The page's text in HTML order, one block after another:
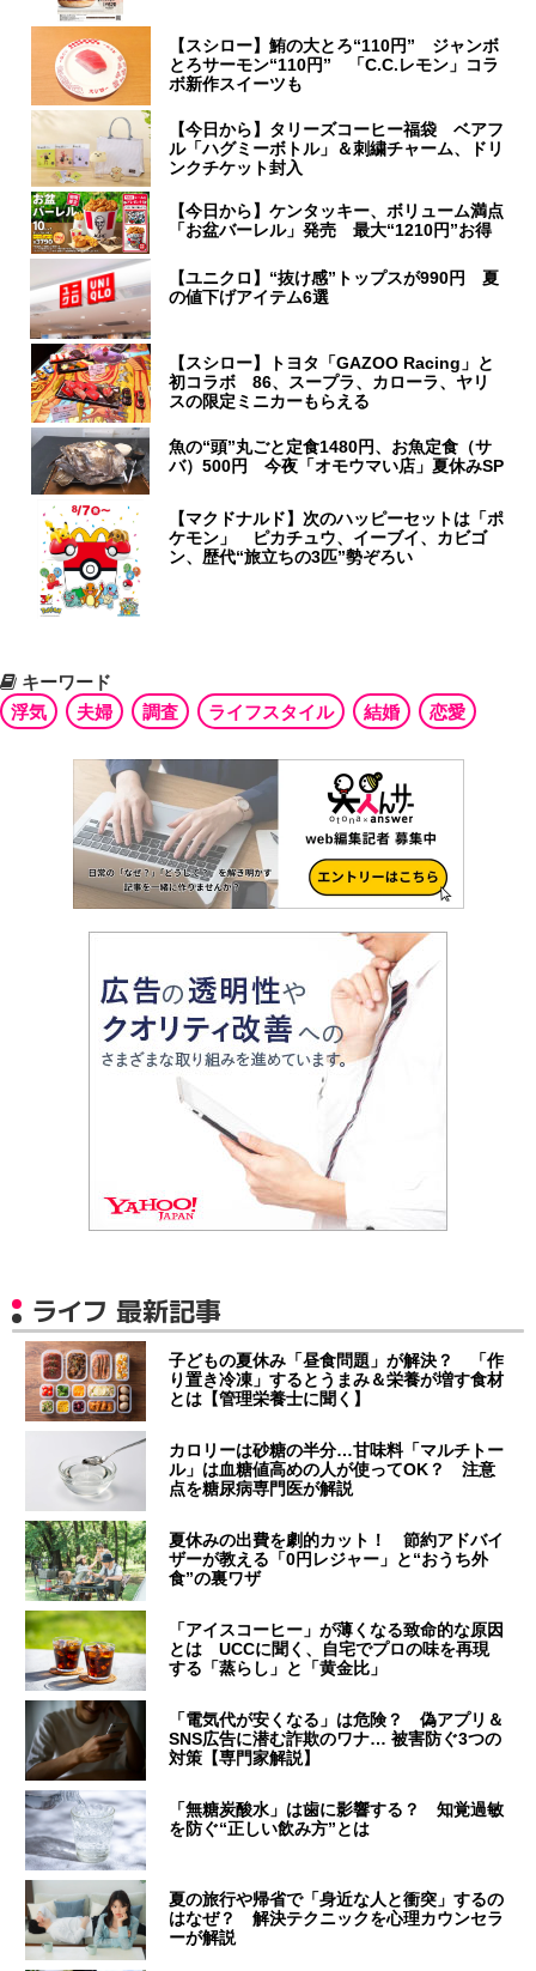
【スシロー】鮪の大とろ“110円” ジャンボ
とろサーモン“110円” 「C.C.レモン」コラ
ボ新作スイーツも
【今日から】タリーズコーヒー福袋 ベアフ
ル「ハグミーボトル」＆刺繍チャーム、ドリ
ンクチケット封入
【今日から】ケンタッキー、ボリューム満点
「お盆バーレル」発売 最大“1210円”お得
【ユニクロ】“抜け感”トップスが990円 夏
の値下げアイテム6選
【スシロー】トヨタ「GAZOO Racing」と
初コラボ 86、スープラ、カローラ、ヤリ
スの限定ミニカーもらえる
魚の“頭”丸ごと定食1480円、お魚定食（サ
バ）500円 今夜「オモウマい店」夏休みSP
【マクドナルド】次のハッピーセットは「ポ
ケモン」 ピカチュウ、イーブイ、カビゴ
ン、歴代“旅立ちの3匹”勢ぞろい
キーワード
浮気
夫婦 調査 ライフスタイル 結婚 恋愛
ライフ 最新記事
子どもの夏休み「昼食問題」が解決？ 「作
り置き冷凍」するとうまみ＆栄養が増す食材
とは【管理栄養士に聞く】
カロリーは砂糖の半分…甘味料「マルチトー
ル」は血糖値高めの人が使ってOK？ 注意
点を糖尿病専門医が解説
夏休みの出費を劇的カット！ 節約アドバイ
ザーが教える「0円レジャー」と“おうち外
食”の裏ワザ
「アイスコーヒー」が薄くなる致命的な原因
とは UCCに聞く、自宅でプロの味を再現
する「蒸らし」と「黄金比」
「電気代が安くなる」は危険？ 偽アプリ＆
SNS広告に潜む詐欺のワナ… 被害防ぐ3つの
対策【専門家解説】
「無糖炭酸水」は歯に影響する？ 知覚過敏
を防ぐ“正しい飲み方”とは
夏の旅行や帰省で「身近な人と衝突」するの
はなぜ？ 解決テクニックを心理カウンセラ
ーが解説